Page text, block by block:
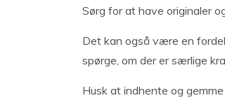
Sørg for at have originaler
Det kan også være en
spørge, om der er særlige
Husk at indhente og